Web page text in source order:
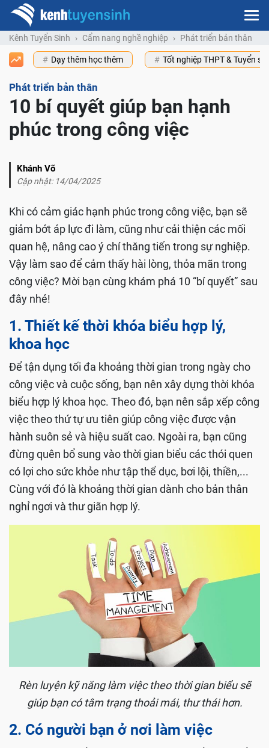
Kênh Tuyển Sinh Cẩm nang nghề nghiệp Phát triển bản thân
Dạy thêm học thêm Tốt nghiệp THPT & Tuyển
Phát triển bản thân
10 bí quyết giúp bạn hạnh
phúc trong công việc
Khánh Võ
Cập nhật: 14/04/2025
Khi có cảm giác hạnh phúc trong công việc, bạn sẽ
giảm bớt áp lực đi làm, cũng như cải thiện các mối
quan hệ, nâng cao ý chí thăng tiến trong sự nghiệp.
Vậy làm sao để cảm thấy hài lòng, thỏa mãn trong
công việc? Mời bạn cùng khám phá 10 “bí quyết” sau
đây nhé!
1. Thiết kế thời khóa biểu hợp lý,
khoa học
Để tận dụng tối đa khoảng thời gian trong ngày cho
công việc và cuộc sống, bạn nên xây dựng thời khóa
biểu hợp lý khoa học. Theo đó, bạn nên sắp xếp công
việc theo thứ tự ưu tiên giúp công việc được vận
hành suôn sẻ và hiệu suất cao. Ngoài ra, bạn cũng
đừng quên bổ sung vào thời gian biểu các thói quen
có lợi cho sức khỏe như tập thể dục, bơi lội, thiền,...
Cùng với đó là khoảng thời gian dành cho bản thân
nghỉ ngơi và thư giãn hợp lý.
Rèn luyện kỹ năng làm việc theo thời gian biểu sẽ
giúp bạn có tâm trạng thoải mái, thư thái hơn.
2. Có người bạn ở nơi làm việc